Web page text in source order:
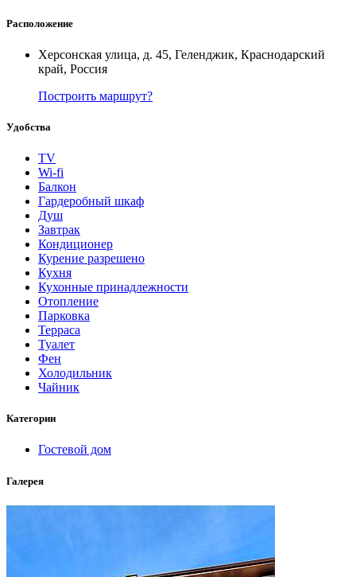
Расположение
Херсонская улица, д. 45, Геленджик, Краснодарский
край, Россия
Построить маршрут?
Удобства
TV
Wi-fi
Балкон
Гардеробный шкаф
Душ
Завтрак
Кондиционер
Курение разрешено
Кухня
Кухонные принадлежности
Отопление
Парковка
Терраса
Туалет
Фен
Холодильник
Чайник
Категории
Гостевой дом
Галерея